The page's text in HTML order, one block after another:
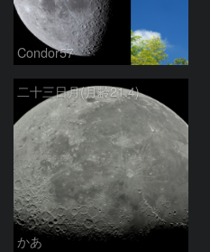
Condor57
二十三日月(月齢21.4)
かあ